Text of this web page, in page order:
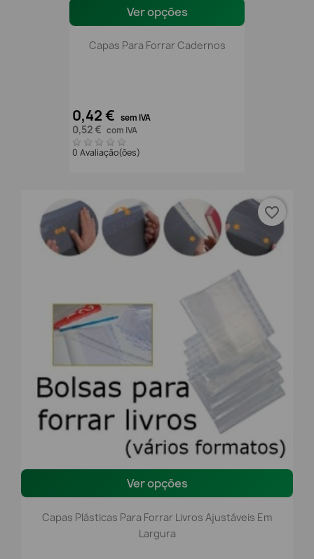
Ver opções
Capas Para Forrar Cadernos
0,42 € sem IVA
0,52 € com IVA
0 Avaliação(ões)
Ver opções
Capas Plásticas Para Forrar Livros Ajustáveis Em
Largura
favorite_border